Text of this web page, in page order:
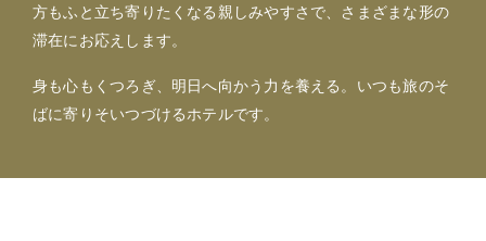
方もふと立ち寄りたくなる親しみやすさで、さまざまな形の
滞在にお応えします。
身も心もくつろぎ、明日へ向かう力を養える。いつも旅のそ
ばに寄りそいつづけるホテルです。